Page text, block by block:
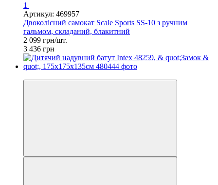
1
Артикул: 469957
Двоколісний самокат Scale Sports SS-10 з ручним
гальмом, складаний, блакитний
2 099 грн/шт.
3 436 грн